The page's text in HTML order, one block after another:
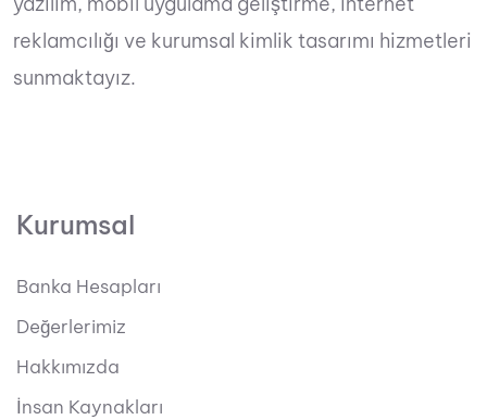
reklamcılığı ve kurumsal kimlik tasarımı hizmetleri
sunmaktayız.
Kurumsal
Banka Hesapları
Değerlerimiz
Hakkımızda
İnsan Kaynakları